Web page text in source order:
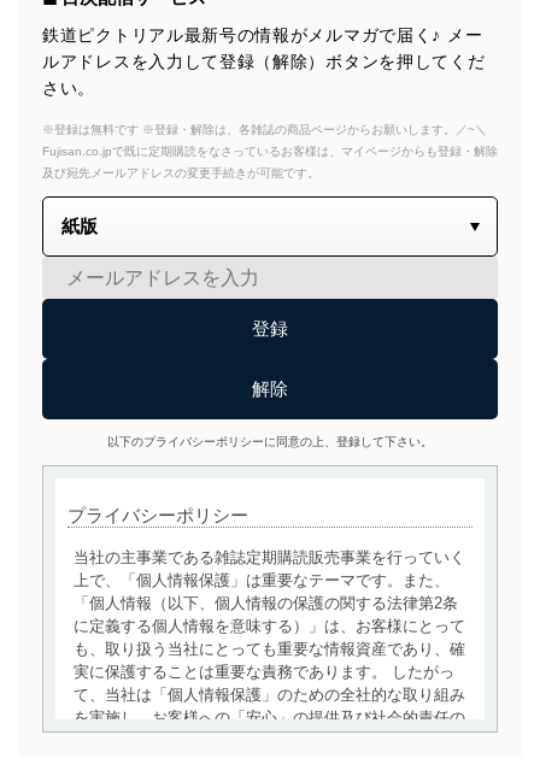
鉄道ピクトリアル最新号の情報がメルマガで届く♪ メー
ルアドレスを入力して登録（解除）ボタンを押してくだ
さい。
※登録は無料です ※登録・解除は、各雑誌の商品ページからお願いします。／~＼
Fujisan.co.jpで既に定期購読をなさっているお客様は、マイページからも登録・解除
及び宛先メールアドレスの変更手続きが可能です。
以下のプライバシーポリシーに同意の上、登録して下さい。
プライバシーポリシー
当社の主事業である雑誌定期購読販売事業を行っていく
上で、「個人情報保護」は重要なテーマです。また、
「個人情報（以下、個人情報の保護の関する法律第2条
に定義する個人情報を意味する）」は、お客様にとって
も、取り扱う当社にとっても重要な情報資産であり、確
実に保護することは重要な責務であります。 したがっ
て、当社は「個人情報保護」のための全社的な取り組み
を実施し、お客様への「安心」の提供及び社会的責任の